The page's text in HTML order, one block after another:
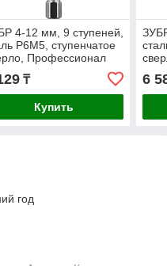
4-12 мм, 9 ступеней,
Р6М5, ступенчатое
Профессионал
4-12-9)
₸
Купить
6
год